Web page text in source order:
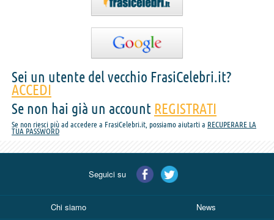
Sei un utente del vecchio FrasiCelebri.it?
ACCEDI
Se non hai già un account REGISTRATI
Se non riesci più ad accedere a FrasiCelebri.it, possiamo aiutarti a RECUPERARE LA
TUA PASSWORD
Seguici su
Chi siamo News